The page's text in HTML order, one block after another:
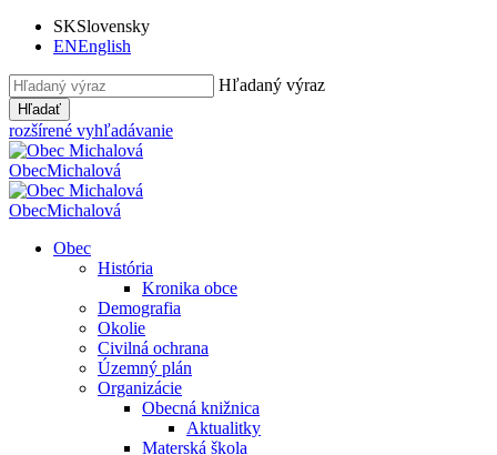
SKSlovensky
ENEnglish
Hľadaný výraz
Hľadať
rozšírené vyhľadávanie
ObecMichalová
ObecMichalová
Obec
História
Kronika obce
Demografia
Okolie
Civilná ochrana
Územný plán
Organizácie
Obecná knižnica
Aktualitky
Materská škola